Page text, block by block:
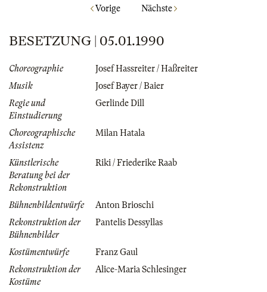
Vorige Nächste
BESETZUNG | 05.01.1990
Choreographie
Josef Hassreiter / Haßreiter
Musik
Josef Bayer / Baier
Regie und
Einstudierung
Gerlinde Dill
Choreographische
Assistenz
Milan Hatala
Künstlerische
Beratung bei der
Rekonstruktion
Riki / Friederike Raab
Bühnenbildentwürfe
Anton Brioschi
Rekonstruktion der
Bühnenbilder
Pantelis Dessyllas
Kostümentwürfe
Franz Gaul
Rekonstruktion der
Kostüme
Alice-Maria Schlesinger